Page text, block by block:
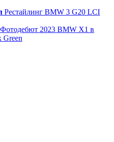
Рестайлинг BMW 3 G20 LCI
Фотодебют 2023 BMW X1 в
Green